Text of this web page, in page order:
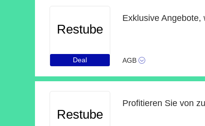
Restube
Deal AGB
Restube
Profitieren Sie von